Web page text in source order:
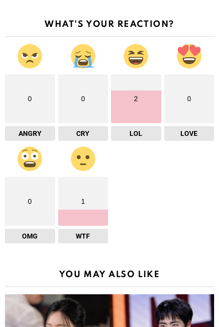
WHAT'S YOUR REACTION?
0
ANGRY
0
CRY
2
LOL
0
LOVE
0
OMG
1
WTF
YOU MAY ALSO LIKE